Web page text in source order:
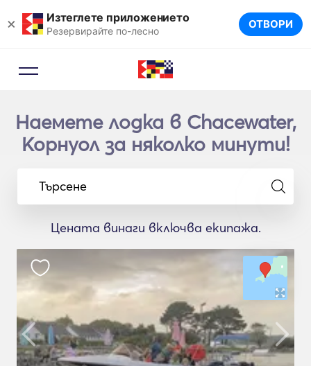
× Изтеглете приложението
Резервирайте по-лесно ОТВОРИ
Наемете лодка в Chacewater,
Корнуол за няколко минути!
Търсене
Цената винаги включва екипажа.